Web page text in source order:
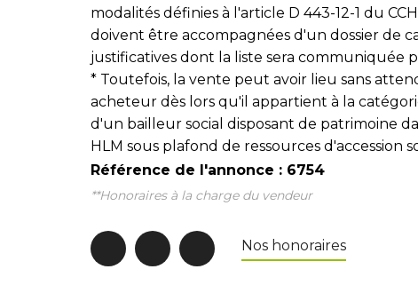
modalités définies à l'article D 443-12-1 du
doivent être accompagnées d'un dossier de
justificatives dont la liste sera communiquée
* Toutefois, la vente peut avoir lieu sans
acheteur dès lors qu'il appartient à la
d'un bailleur social disposant de patrimoine
HLM sous plafond de ressources d'accession
Référence de l'annonce : 6754
**Honoraires à la charge du vendeur
Nos honoraires